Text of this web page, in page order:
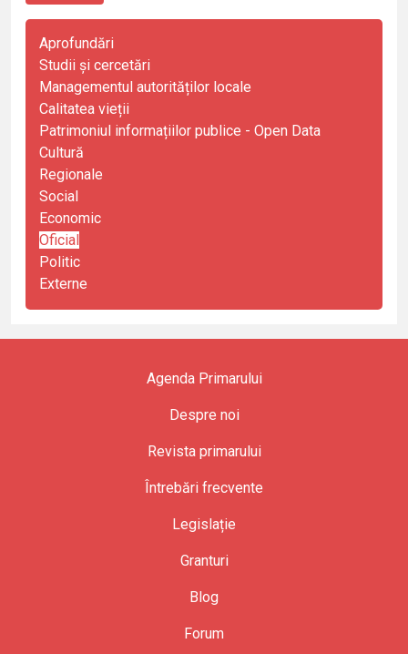
Aprofundări
Studii și cercetări
Managementul autorităților locale
Calitatea vieții
Patrimoniul informațiilor publice - Open Data
Cultură
Regionale
Social
Economic
Oficial
Politic
Externe
Agenda Primarului
Despre noi
Revista primarului
Întrebări frecvente
Legislație
Granturi
Blog
Forum